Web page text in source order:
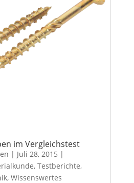
im Vergleichstest
| Juli 28, 2015 |
, Testberichte,
, Wissenswertes